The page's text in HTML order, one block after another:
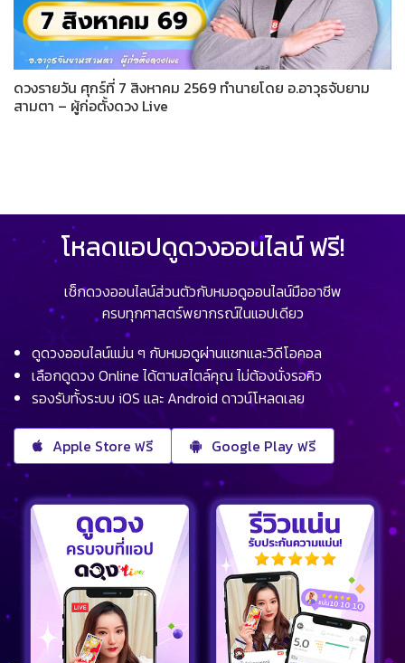
ดวงรายวัน ศุกร์ที่ 7 สิงหาคม 2569 ทำนายโดย อ.อาวุธจับยาม
สามตา – ผู้ก่อตั้งดวง Live
โหลดแอปดูดวงออนไลน์ ฟรี!
เช็กดวงออนไลน์ส่วนตัวกับหมอดูออนไลน์มืออาชีพ
ครบทุกศาสตร์พยากรณ์ในแอปเดียว
ดูดวงออนไลน์แม่น ๆ กับหมอดูผ่านแชทและวิดีโอคอล
เลือกดูดวง Online ได้ตามสไตล์คุณ ไม่ต้องนั่งรอคิว
รองรับทั้งระบบ iOS และ Android ดาวน์โหลดเลย
Apple Store ฟรี Google Play ฟรี